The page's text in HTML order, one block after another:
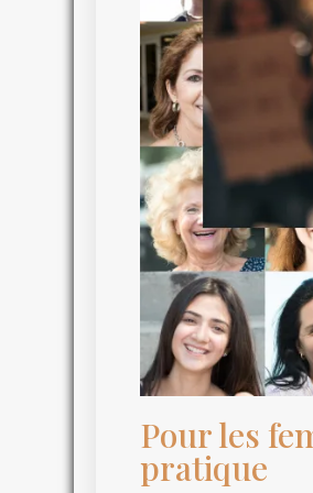
Pour les
pratique